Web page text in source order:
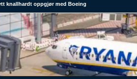
knallhardt oppgjør med Boeing